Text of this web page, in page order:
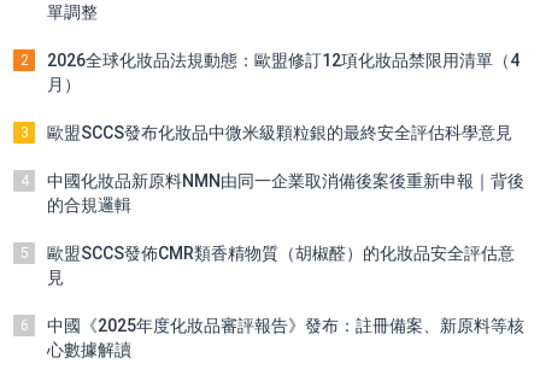
單調整
2
2026全球化妝品法規動態：歐盟修訂12項化妝品禁限用清單（4
月）
3 歐盟SCCS發布化妝品中微米級顆粒銀的最終安全評估科學意見
4
中國化妝品新原料NMN由同一企業取消備後案後重新申報｜背後
的合規邏輯
5
歐盟SCCS發佈CMR類香精物質（胡椒醛）的化妝品安全評估意
見
6
中國《2025年度化妝品審評報告》發布：註冊備案、新原料等核
心數據解讀